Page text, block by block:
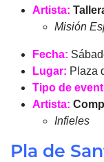
Artista:
Misión
Fecha:
Lugar: Plaza
Tipo de
Artista:
Infieles
Pla de